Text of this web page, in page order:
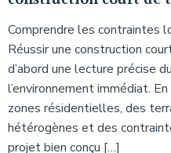
Comprendre les contraintes
Réussir une construction
d’abord une lecture précise
l’environnement immédiat.
zones résidentielles, des
hétérogènes et des
projet bien conçu […]